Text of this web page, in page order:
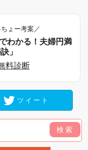
ょー考案／
わかる！夫婦円満
」
料診断
ツイート
検索